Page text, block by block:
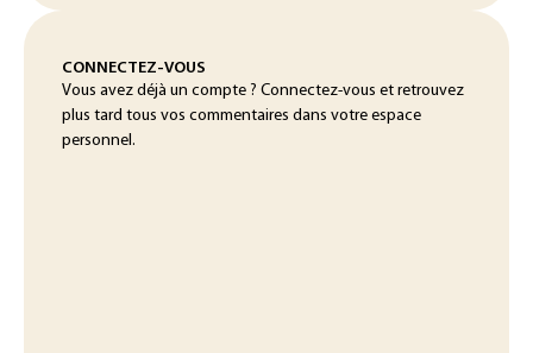
CONNECTEZ-VOUS
Vous avez déjà un compte ? Connectez-vous et retrouvez
plus tard tous vos commentaires dans votre espace
personnel.